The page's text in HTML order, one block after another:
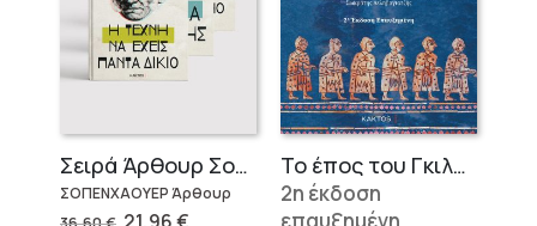
Σειρά Άρθουρ Σοπενχάουερ (3 βιβλία)
ΣΟΠΕΝΧΑΟΥΕΡ Άρθουρ
OriginalΗ
Το έπος του Γκιλγκαμές
2η έκδοση